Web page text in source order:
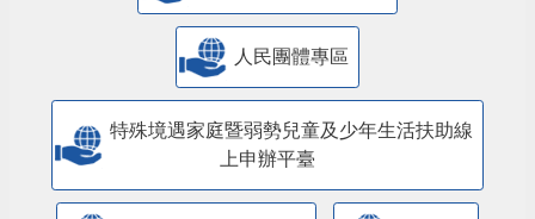
人民團體專區
特殊境遇家庭暨弱勢兒童及少年生活扶助線
上申辦平臺